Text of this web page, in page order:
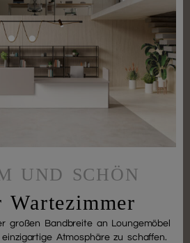
UND SCHÖN
großen Bandbreite an Loungemöbel
Atmosphäre zu schaffen.